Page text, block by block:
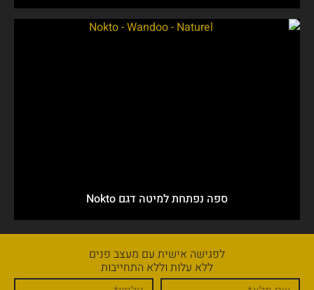
ספה נפתחת למיטה דגם Nokto
לפגישה אישית עם מעצב פנים
ללא עלות וללא התחייבות